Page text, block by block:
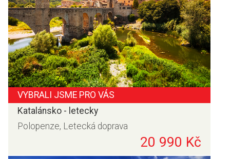
VYBRALI JSME PRO VÁS
Katalánsko - letecky
Polopenze, Letecká doprava
20 990 Kč